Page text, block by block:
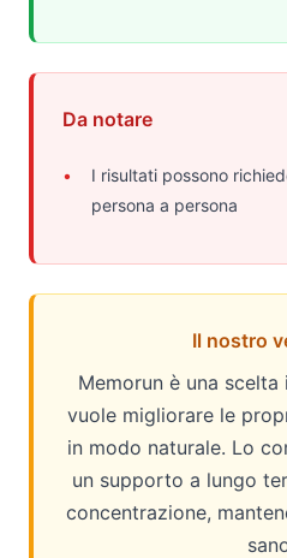
Da notare
I risultati possono
persona a persona
Il nostro
Memorun è una
vuole migliorare le
in modo naturale. Lo
un supporto a lungo
concentrazione,